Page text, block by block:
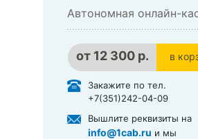
Автономная онлайн-
от 12 300 р. в
Закажите по тел.
+7(351)242-04-09
Вышлите реквизиты на
info@1cab.ru и мы